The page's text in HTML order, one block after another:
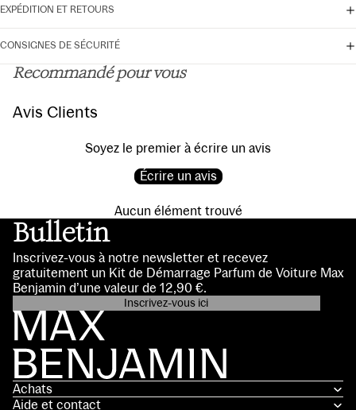
EXPÉDITION ET RETOURS
CONSIGNES DE SÉCURITÉ
Recommandé pour vous
Avis Clients
Soyez le premier à écrire un avis
Écrire un avis
Aucun élément trouvé
Bulletin
Inscrivez-vous à notre newsletter et recevez
gratuitement un Kit de Démarrage Parfum de Voiture Max
Benjamin d’une valeur de 12,90 €.
Inscrivez-vous ici
Achats
Aide et contact
Politique de confidentialité
Coordonnées
Conditions d’utilisation
Politique d’expédition